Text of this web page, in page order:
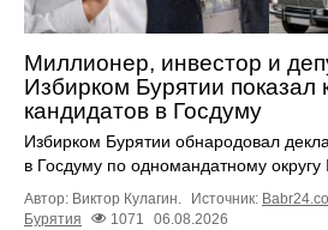
Миллионер, инвестор и
Избирком Бурятии показал
кандидатов в Госдуму
Избирком Бурятии обнародовал
в Госдуму по одномандатному
Автор: Виктор Кулагин. Источник:
Бурятия
1071 06.08.2026